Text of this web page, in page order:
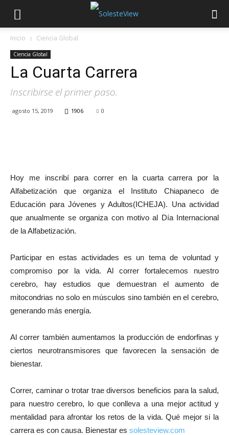
Inicio Ciencia Global
Ciencia Global
La Cuarta Carrera
Inscribirse el primer paso.
agosto 15, 2019 1906 0
Hoy me inscribí para correr en la cuarta carrera por la
Alfabetización que organiza el Instituto Chiapaneco de
Educación para Jóvenes y Adultos(ICHEJA). Una actividad
que anualmente se organiza con motivo al Día Internacional
de la Alfabetización.
Participar en estas actividades es un tema de voluntad y
compromiso por la vida. Al correr fortalecemos nuestro
cerebro, hay estudios que demuestran el aumento de
mitocondrias no solo en músculos sino también en el cerebro,
generando más energía.
Al correr también aumentamos la producción de endorfinas y
ciertos neurotransmisores que favorecen la sensación de
bienestar.
Correr, caminar o trotar trae diversos beneficios para la salud,
para nuestro cerebro, lo que conlleva a una mejor actitud y
mentalidad para afrontar los retos de la vida. Qué mejor si la
carrera es con causa. Bienestar es solesteview.com